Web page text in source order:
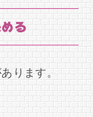
る
ります。